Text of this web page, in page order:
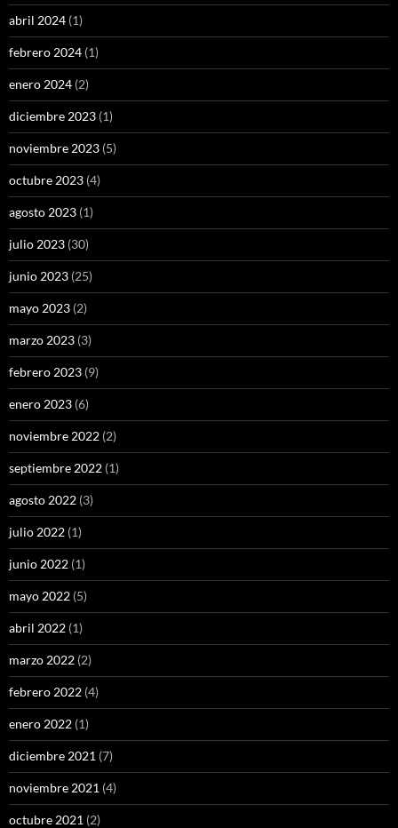
abril 2024 (1)
febrero 2024 (1)
enero 2024 (2)
diciembre 2023 (1)
noviembre 2023 (5)
octubre 2023 (4)
agosto 2023 (1)
julio 2023 (30)
junio 2023 (25)
mayo 2023 (2)
marzo 2023 (3)
febrero 2023 (9)
enero 2023 (6)
noviembre 2022 (2)
septiembre 2022 (1)
agosto 2022 (3)
julio 2022 (1)
junio 2022 (1)
mayo 2022 (5)
abril 2022 (1)
marzo 2022 (2)
febrero 2022 (4)
enero 2022 (1)
diciembre 2021 (7)
noviembre 2021 (4)
octubre 2021 (2)